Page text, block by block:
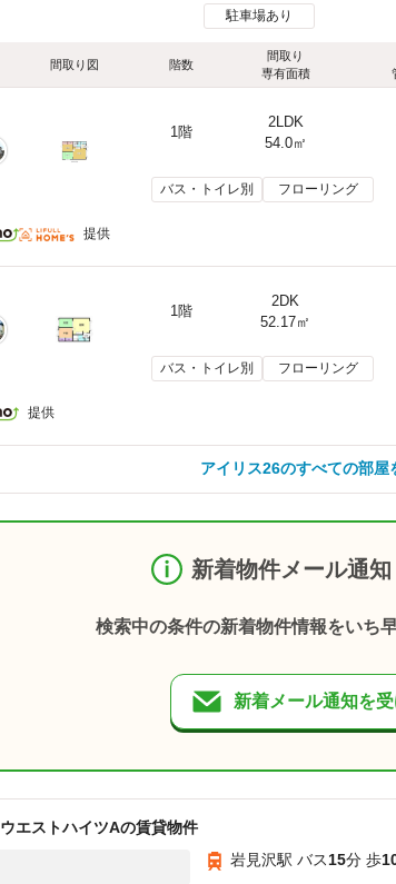
駐車場あり
間取り図 階数
間取り
専有面積
1階
2LDK
54.0㎡
バス・トイレ別 フローリング
提供
1階
2DK
52.17㎡
バス・トイレ別 フローリング
提供
アイリス26のすべての部屋
新着物件メール通知
検索中の条件の新着物件情報をいち
新着メール通知を
ウエストハイツAの賃貸物件
岩見沢駅 バス15分 歩